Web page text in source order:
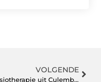
VOLGENDE
Fysiotherapie uit Culemborg: hoe deze experts uw pijn doen verdwijnen